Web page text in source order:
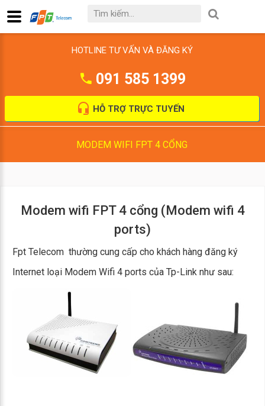
HOTLINE TƯ VẤN VÀ ĐĂNG KÝ
091 585 1399
HỖ TRỢ TRỰC TUYẾN
MODEM WIFI FPT 4 CỔNG
Modem wifi FPT 4 cổng (Modem wifi 4
ports)
Fpt Telecom thường cung cấp cho khách hàng đăng ký
Internet loại Modem Wifi 4 ports của Tp-Link như sau: